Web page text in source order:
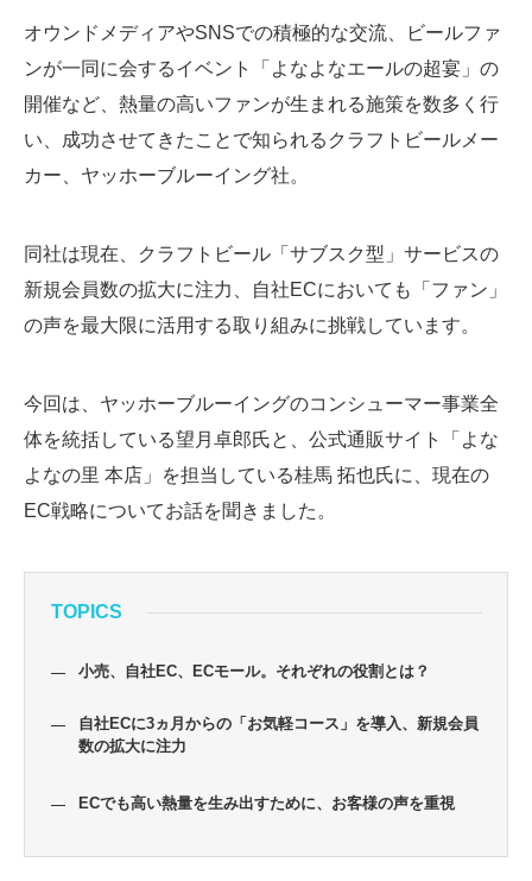
オウンドメディアやSNSでの積極的な交流、ビールファ
ンが一同に会するイベント「よなよなエールの超宴」の
開催など、熱量の高いファンが生まれる施策を数多く行
い、成功させてきたことで知られるクラフトビールメー
カー、ヤッホーブルーイング社。
同社は現在、クラフトビール「サブスク型」サービスの
新規会員数の拡大に注力、自社ECにおいても「ファン」
の声を最大限に活用する取り組みに挑戦しています。
今回は、ヤッホーブルーイングのコンシューマー事業全
体を統括している望月卓郎氏と、公式通販サイト「よな
よなの里 本店」を担当している桂馬 拓也氏に、現在の
EC戦略についてお話を聞きました。
TOPICS
小売、自社EC、ECモール。それぞれの役割とは？
自社ECに3ヵ月からの「お気軽コース」を導入、新規会員
数の拡大に注力
ECでも高い熱量を生み出すために、お客様の声を重視